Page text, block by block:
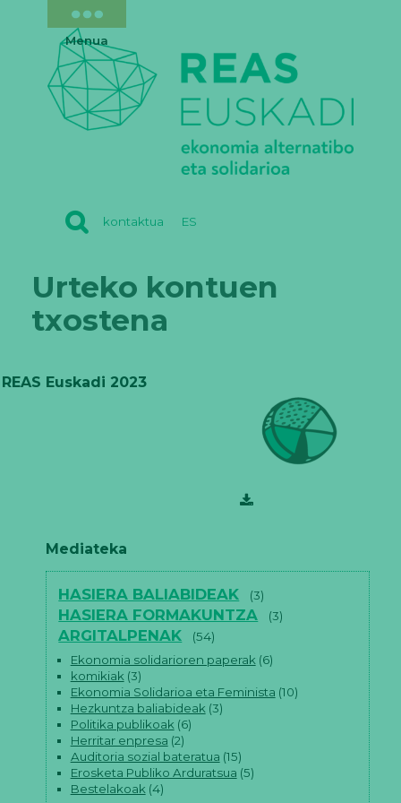
kontaktua ES
Menua
Urteko kontuen
txostena
REAS Euskadi 2023
Mediateka
HASIERA BALIABIDEAK (3)
HASIERA FORMAKUNTZA (3)
ARGITALPENAK
(54)
Ekonomia solidarioren paperak(6)
komikiak(3)
Ekonomia Solidarioa eta Feminista (10)
Hezkuntza baliabideak(3)
Politika publikoak(6)
Herritar enpresa (2)
Auditoria sozial bateratua (15)
Erosketa Publiko Arduratsua (5)
Bestelakoak(4)